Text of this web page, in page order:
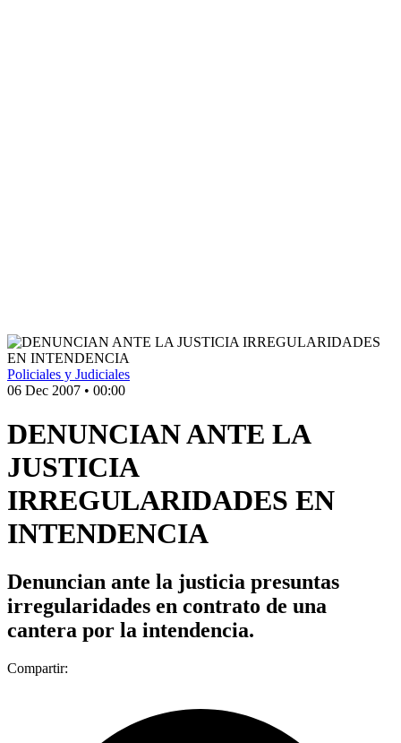
Policiales y Judiciales
06 Dec 2007 • 00:00
DENUNCIAN ANTE LA
JUSTICIA
IRREGULARIDADES EN
INTENDENCIA
Denuncian ante la justicia presuntas
irregularidades en contrato de una
cantera por la intendencia.
Compartir: